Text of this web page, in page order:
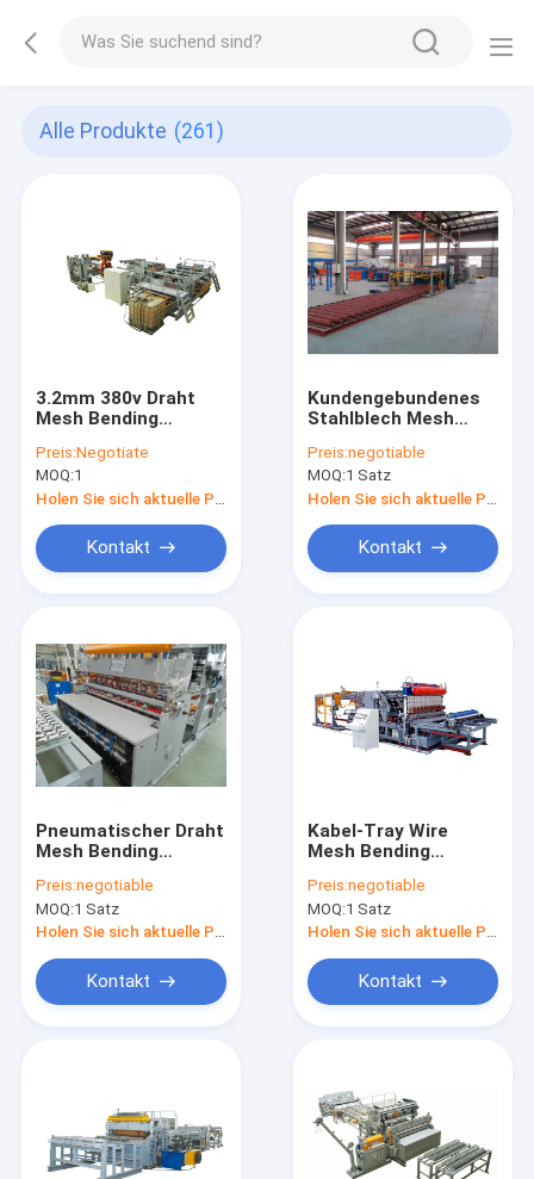
Alle Produkte (261)
3.2mm 380v Draht
Mesh Bending
Preis:Negotiate
MOQ:1
Kontakt
Kundengebundenes
Stahlblech Mesh
12mm
Preis:negotiable
MOQ:1 Satz
Kontakt
Pneumatischer Draht
Mesh Bending
Programming
Adjustments der
Breiten-3300mm
Preis:negotiable
MOQ:1 Satz
Kontakt
Kabel-Tray Wire
Mesh Bending
ziehen hydraulisches
Preis:negotiable
MOQ:1 Satz
Kontakt